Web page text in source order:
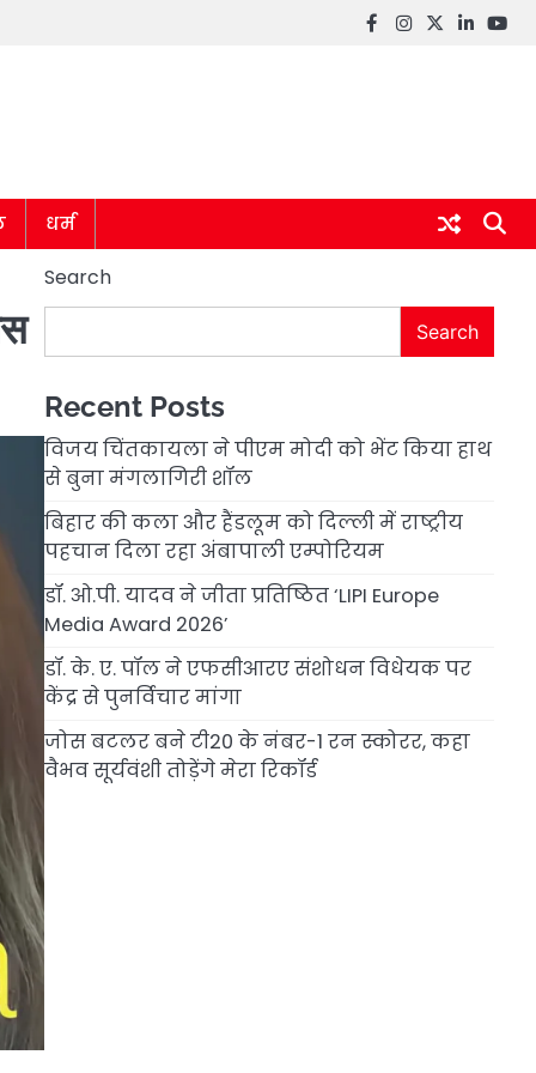
Facebook
instagram
twitter
linkedin
धर्म
Search
Search
Recent Posts
विजय चिंतकायला ने पीएम मोदी को भेंट किया हाथ
से बुना मंगलागिरी शॉल
बिहार की कला और हैंडलूम को दिल्ली में राष्ट्रीय
पहचान दिला रहा अंबापाली एम्पोरियम
डॉ. ओ.पी. यादव ने जीता प्रतिष्ठित ‘LIPI Europe
Media Award 2026’
डॉ. के. ए. पॉल ने एफसीआरए संशोधन विधेयक पर
केंद्र से पुनर्विचार मांगा
जोस बटलर बने टी20 के नंबर-1 रन स्कोरर, कहा
वैभव सूर्यवंशी तोड़ेंगे मेरा रिकॉर्ड